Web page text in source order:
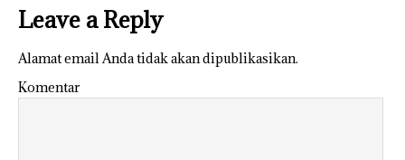
Leave a Reply
Alamat email Anda tidak akan dipublikasikan.
Komentar